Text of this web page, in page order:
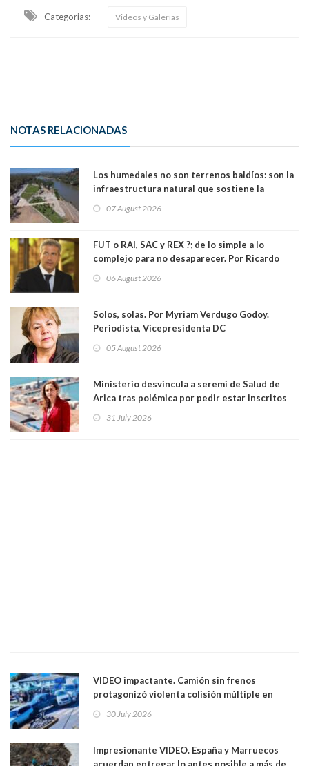
Categorias: Videos y Galerías
NOTAS RELACIONADAS
Los humedales no son terrenos baldíos: son la
infraestructura natural que sostiene la
07 August 2026
FUT o RAI, SAC y REX ?; de lo simple a lo
complejo para no desaparecer. Por Ricardo
06 August 2026
Solos, solas. Por Myriam Verdugo Godoy.
Periodista, Vicepresidenta DC
05 August 2026
Ministerio desvincula a seremi de Salud de
Arica tras polémica por pedir estar inscritos
Ya son 29 seremis despedidos desde el 11 de
31 July 2026
VIDEO impactante. Camión sin frenos
protagonizó violenta colisión múltiple en
30 July 2026
Impresionante VIDEO. España y Marruecos